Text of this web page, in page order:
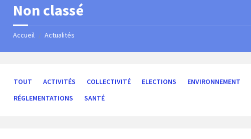
Non classé
Accueil / Actualités
TOUT ACTIVITÉS COLLECTIVITÉ ELECTIONS ENVIRONNEMENT
RÉGLEMENTATIONS
SANTÉ